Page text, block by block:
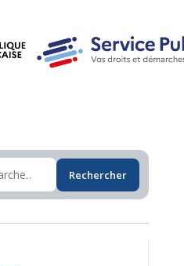
Rechercher